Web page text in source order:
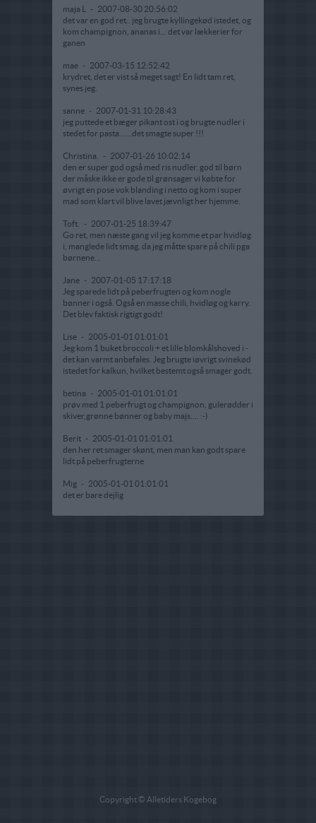
maja L - 2007-08-30 20:56:02
det var en god ret.. jeg brugte kyllingekød istedet, og
kom champignon, ananas i... det var lækkerier for
ganen
mae - 2007-03-15 12:52:42
krydret, det er vist så meget sagt! En lidt tam ret,
synes jeg.
sanne - 2007-01-31 10:28:43
jeg puttede et bæger pikant ost i og brugte nudler i
stedet for pasta......det smagte super !!!
Christina. - 2007-01-26 10:02:14
den er super god også med ris nudler. god til børn
der måske ikke er gode til grønsager vi købte for
øvrigt en pose vok blanding i netto og kom i super
mad som klart vil blive lavet jævnligt her hjemme.
Toft. - 2007-01-25 18:39:47
Go ret, men næste gang vil jeg komme et par hvidløg
i, manglede lidt smag, da jeg måtte spare på chili pga
børnene...
Jane - 2007-01-05 17:17:18
Jeg sparede lidt på peberfrugten og kom nogle
bønner i også. Også en masse chili, hvidløg og karry.
Det blev faktisk rigtigt godt!
Lise - 2005-01-01 01:01:01
Jeg kom 1 buket broccoli + et lille blomkålshoved i -
det kan varmt anbefales. Jeg brugte iøvrigt svinekød
istedet for kalkun, hvilket bestemt også smager godt.
betina - 2005-01-01 01:01:01
prøv med 1 peberfrugt og champignon, gulerødder i
skiver,grønne bønner og baby majs.... :-)
Berit - 2005-01-01 01:01:01
den her ret smager skønt, men man kan godt spare
lidt på peberfrugterne
Mig - 2005-01-01 01:01:01
det er bare dejlig
Copyright © Alletiders Kogebog